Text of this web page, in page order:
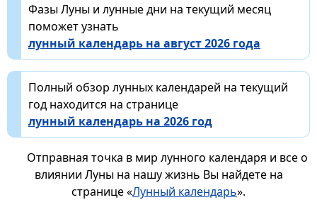
Фазы Луны и лунные дни на текущий месяц
поможет узнать
лунный календарь на август 2026 года
Полный обзор лунных календарей на текущий
год находится на странице
лунный календарь на 2026 год
Отправная точка в мир лунного календаря и все о
влиянии Луны на нашу жизнь Вы найдете на
странице «Лунный календарь».